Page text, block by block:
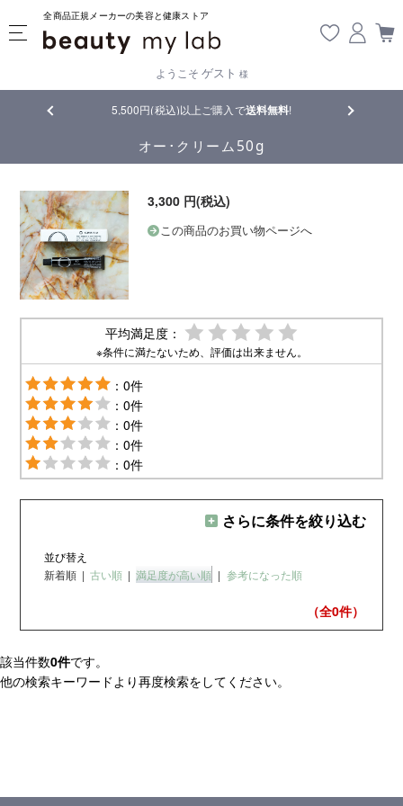
全商品正規メーカーの美容と健康ストア
ようこそ ゲスト 様
5,500円(税込)以上ご購入で送料無料! 【重要】
オー･クリーム50g
3,300 円(税込)
この商品のお買い物ページへ
平均満足度：
※条件に満たないため、評価は出来ません。
：0件
：0件
：0件
：0件
：0件
さらに条件を絞り込む
並び替え
新着順 | 古い順 | 満足度が高い順 | 参考になった順
（全0件）
該当件数0件です。
他の検索キーワードより再度検索をしてください。